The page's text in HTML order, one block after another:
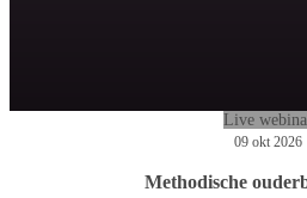
Live
09 okt 2026
Methodische